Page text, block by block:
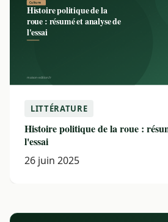
LITTÉRATURE
Histoire politique de la roue :
l'essai
26 juin 2025